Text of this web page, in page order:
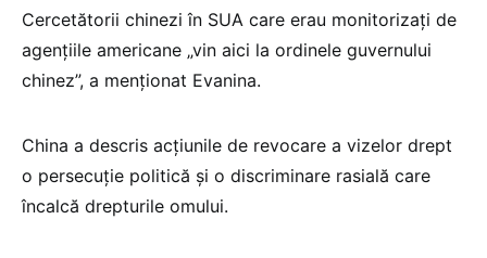
Cercetătorii chinezi în SUA care erau monitorizaţi de
agenţiile americane „vin aici la ordinele guvernului
chinez”, a menţionat Evanina.
China a descris acţiunile de revocare a vizelor drept
o persecuţie politică şi o discriminare rasială care
încalcă drepturile omului.